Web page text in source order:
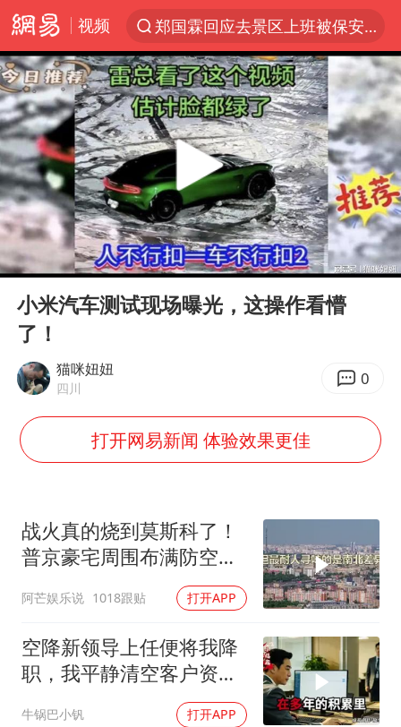
视频
郑国霖回应去景区上班被保安拦下
聚“绿”成势，结构转型活力足
维持强台风级！白海豚直奔华东沿海
印度暴发金迪普拉病毒
41岁女子为鼓励女儿考上985研究生
80后女柜员获聘4200亿银行副行长
陕西潼关强降雨引发土崖滑坡1人失联
陕西柞水县突发泥石流致1死2失联
“事业单位招聘不是人情买卖”
你常吃的兰州拉面要改名了
河南试行周五下午弹性离岗
小伙靠AI减肥 45天瘦40斤进了ICU
李亚鹏向地铁吐血女孩捐99999元
新华社权威快报|我国编制完成新版全月地质图
中国经济展现强大韧性和活力
Play
04:57
小米汽车测试现场曝光，这操作看懵
了！
猫咪妞妞
四川 0
打开网易新闻 体验效果更佳
战火真的烧到莫斯科了！
普京豪宅周围布满防空
塔，大战一触即发2
阿芒娱乐说 1018跟贴 打开APP
空降新领导上任便将我降
职，我平静清空客户资
源，他事后求我回来稳住
牛锅巴小钒 打开APP